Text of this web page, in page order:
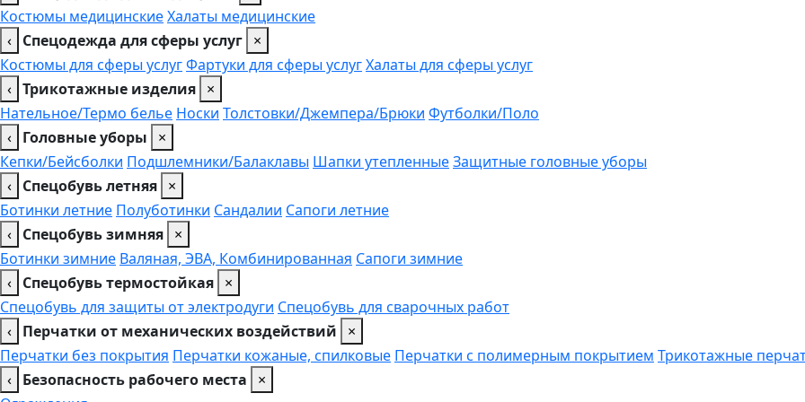
Костюмы медицинскиеХалаты медицинские
‹ Спецодежда для сферы услуг ×
Костюмы для сферы услугФартуки для сферы услугХалаты для сферы услуг
‹ Трикотажные изделия ×
Нательное/Термо белье Носки Толстовки/Джемпера/Брюки Футболки/Поло
‹ Головные уборы
×
Кепки/Бейсболки Подшлемники/Балаклавы Шапки утепленныеЗащитные головные уборы
‹ Спецобувь летняя ×
Ботинки летние Полуботинки Сандалии Сапоги летние
‹ Спецобувь зимняя ×
Ботинки зимние Валяная, ЭВА, Комбинированная Сапоги зимние
‹ Спецобувь термостойкая ×
Спецобувь для защиты от электродуги Спецобувь для сварочных работ
‹ Перчатки от механических воздействий
×
Перчатки без покрытия Перчатки кожаные, спилковые Перчатки с полимерным покрытием Трикотажные
‹ Безопасность рабочего места
×